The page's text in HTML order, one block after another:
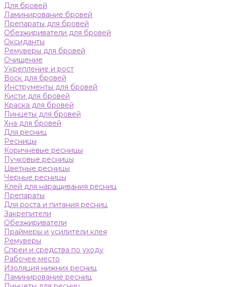
Для бровей
Ламинирование бровей
Препараты для бровей
Обезжириватели для бровей
Оксиданты
Ремуверы для бровей
Очищение
Укрепление и рост
Воск для бровей
Инструменты для бровей
Кисти для бровей
Краска для бровей
Пинцеты для бровей
Хна для бровей
Для ресниц
Ресницы
Коричневые ресницы
Пучковые ресницы
Цветные ресницы
Черные ресницы
Клей для наращивания ресниц
Препараты
Для роста и питания ресниц
Закрепители
Обезжириватели
Праймеры и усилители клея
Ремуверы
Спреи и средства по уходу
Рабочее место
Изоляция нижних ресниц
Ламинирование ресниц